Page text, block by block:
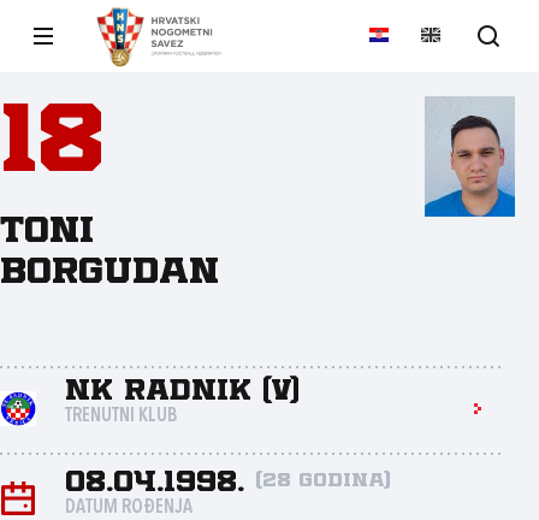
18
Toni
Borgudan
NK Radnik (V)
TRENUTNI KLUB
08.04.1998. (28 godina)
DATUM ROĐENJA